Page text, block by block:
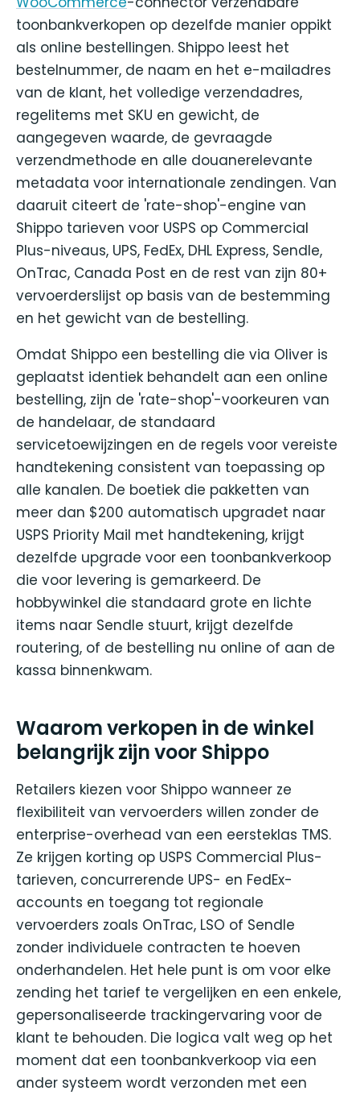
toonbankverkopen op dezelfde manier oppikt
als online bestellingen. Shippo leest het
bestelnummer, de naam en het e-mailadres
van de klant, het volledige verzendadres,
regelitems met SKU en gewicht, de
aangegeven waarde, de gevraagde
verzendmethode en alle douanerelevante
metadata voor internationale zendingen. Van
daaruit citeert de 'rate-shop'-engine van
Shippo tarieven voor USPS op Commercial
Plus-niveaus, UPS, FedEx, DHL Express, Sendle,
OnTrac, Canada Post en de rest van zijn 80+
vervoerderslijst op basis van de bestemming
en het gewicht van de bestelling.
Omdat Shippo een bestelling die via Oliver is
geplaatst identiek behandelt aan een online
bestelling, zijn de 'rate-shop'-voorkeuren van
de handelaar, de standaard
servicetoewijzingen en de regels voor vereiste
handtekening consistent van toepassing op
alle kanalen. De boetiek die pakketten van
meer dan $200 automatisch upgradet naar
USPS Priority Mail met handtekening, krijgt
dezelfde upgrade voor een toonbankverkoop
die voor levering is gemarkeerd. De
hobbywinkel die standaard grote en lichte
items naar Sendle stuurt, krijgt dezelfde
routering, of de bestelling nu online of aan de
kassa binnenkwam.
Waarom verkopen in de winkel
belangrijk zijn voor Shippo
Retailers kiezen voor Shippo wanneer ze
flexibiliteit van vervoerders willen zonder de
enterprise-overhead van een eersteklas TMS.
Ze krijgen korting op USPS Commercial Plus-
tarieven, concurrerende UPS- en FedEx-
accounts en toegang tot regionale
vervoerders zoals OnTrac, LSO of Sendle
zonder individuele contracten te hoeven
onderhandelen. Het hele punt is om voor elke
zending het tarief te vergelijken en een enkele,
gepersonaliseerde trackingervaring voor de
klant te behouden. Die logica valt weg op het
moment dat een toonbankverkoop via een
ander systeem wordt verzonden met een